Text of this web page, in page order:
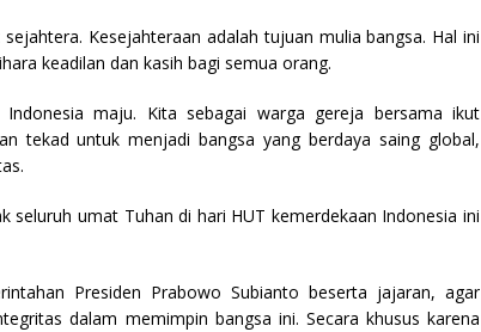
Kesejahteraan adalah tujuan mulia bangsa. Hal ini
keadilan dan kasih bagi semua orang.
maju. Kita sebagai warga gereja bersama ikut
tekad untuk menjadi bangsa yang berdaya saing global,
seluruh umat Tuhan di hari HUT kemerdekaan Indonesia ini
Presiden Prabowo Subianto beserta jajaran, agar
dalam memimpin bangsa ini. Secara khusus karena